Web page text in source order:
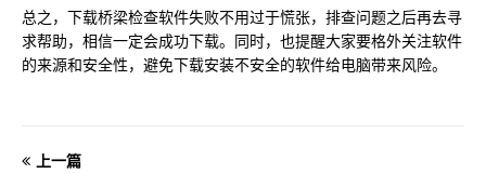
总之，下载桥梁检查软件失败不用过于慌张，排查问题之后再去寻
求帮助，相信一定会成功下载。同时，也提醒大家要格外关注软件
的来源和安全性，避免下载安装不安全的软件给电脑带来风险。
上一篇